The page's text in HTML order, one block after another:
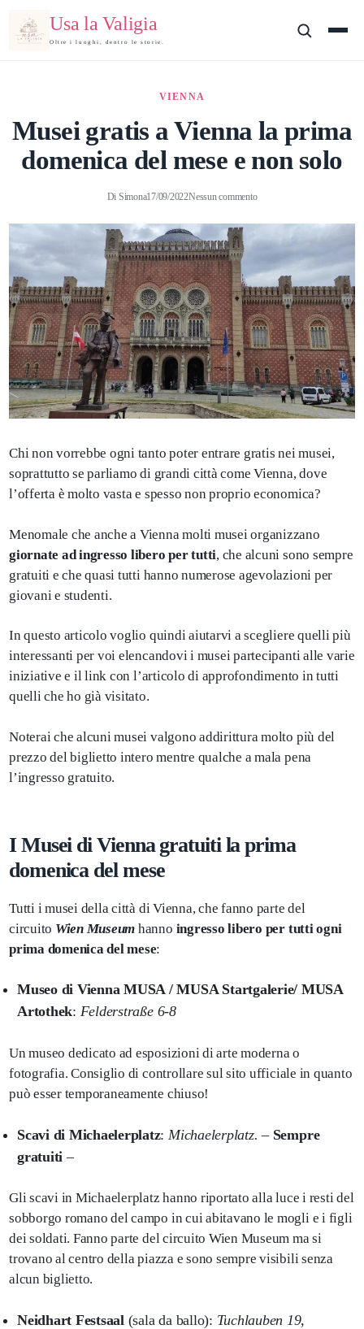
Usa la Valigia
Oltre i luoghi, dentro le storie.
VIENNA
Musei gratis a Vienna la prima
domenica del mese e non solo
Di Simona17/09/2022Nessun commento
Chi non vorrebbe ogni tanto poter entrare gratis nei musei,
soprattutto se parliamo di grandi città come Vienna, dove
l’offerta è molto vasta e spesso non proprio economica?
Menomale che anche a Vienna molti musei organizzano
giornate ad ingresso libero per tutti, che alcuni sono sempre
gratuiti e che quasi tutti hanno numerose agevolazioni per
giovani e studenti.
In questo articolo voglio quindi aiutarvi a scegliere quelli più
interessanti per voi elencandovi i musei partecipanti alle varie
iniziative e il link con l’articolo di approfondimento in tutti
quelli che ho già visitato.
Noterai che alcuni musei valgono addirittura molto più del
prezzo del biglietto intero mentre qualche a mala pena
l’ingresso gratuito.
I Musei di Vienna gratuiti la prima
domenica del mese
Tutti i musei della città di Vienna, che fanno parte del
circuito Wien Museum hanno ingresso libero per tutti ogni
prima domenica del mese:
Museo di Vienna MUSA / MUSA Startgalerie/ MUSA
Artothek: Felderstraße 6-8
Un museo dedicato ad esposizioni di arte moderna o
fotografia. Consiglio di controllare sul sito ufficiale in quanto
può esser temporaneamente chiuso!
Scavi di Michaelerplatz: Michaelerplatz. – Sempre
gratuiti –
Gli scavi in Michaelerplatz hanno riportato alla luce i resti del
sobborgo romano del campo in cui abitavano le mogli e i figli
dei soldati. Fanno parte del circuito Wien Museum ma si
trovano al centro della piazza e sono sempre visibili senza
alcun biglietto.
Neidhart Festsaal (sala da ballo): Tuchlauben 19,